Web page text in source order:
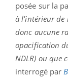
posée sur la
à l'intérieur de
donc aucune
opacification
NDLR) ou que
interrogé par